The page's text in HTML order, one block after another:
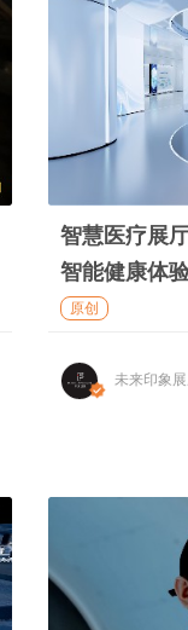
智慧医疗展
智能健康体
原创
未来印象展厅